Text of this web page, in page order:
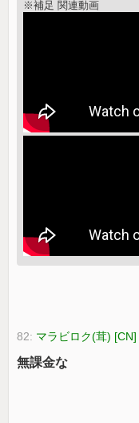
※補足 関連動画
82: マラビロク(茸) [CN]
無課金な